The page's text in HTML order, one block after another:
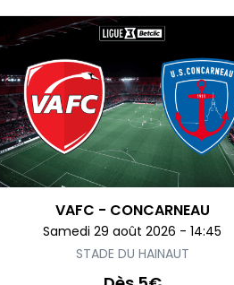
VAFC - CONCARNEAU
Samedi 29 août 2026 - 14:45
STADE DU HAINAUT